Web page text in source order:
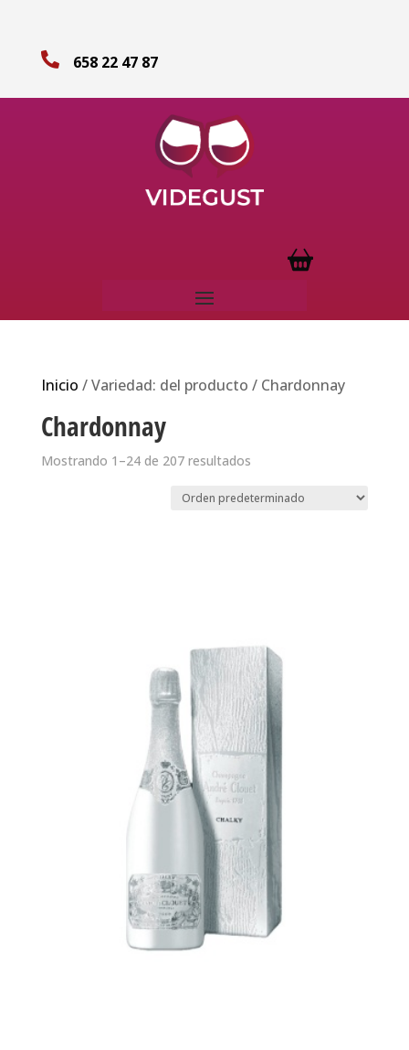
 658 22 47 87
Inicio / Variedad: del producto / Chardonnay
Chardonnay
Mostrando 1–24 de 207 resultados